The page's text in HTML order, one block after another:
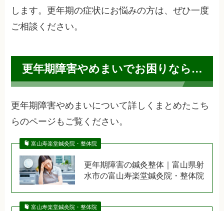
します。更年期の症状にお悩みの方は、ぜひ一度
ご相談ください。
更年期障害やめまいでお困りなら…
更年期障害やめまいについて詳しくまとめたこち
らのページもご覧ください。
富山寿楽堂鍼灸院・整体院
更年期障害の鍼灸整体｜富山県射
水市の富山寿楽堂鍼灸院・整体院
富山寿楽堂鍼灸院・整体院